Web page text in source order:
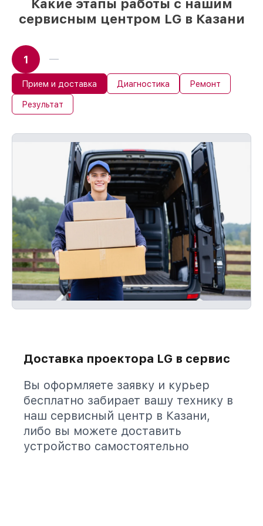
Какие этапы работы с нашим
сервисным центром LG в Казани
1
Прием и доставка Диагностика Ремонт
Результат
Доставка проектора LG в сервис
Вы оформляете заявку и курьер
бесплатно забирает вашу технику в
наш сервисный центр в Казани,
либо вы можете доставить
устройство самостоятельно